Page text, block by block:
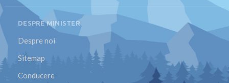
DESPRE MINISTER
Despre noi
Sitemap
Conducere